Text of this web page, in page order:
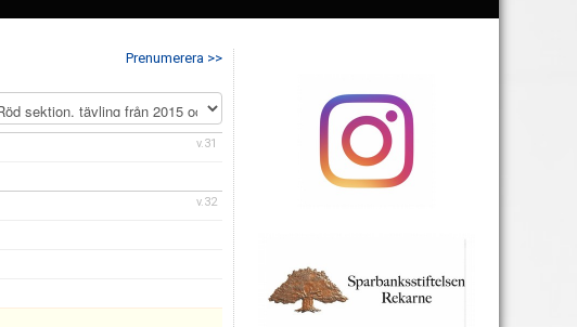
Prenumerera >>
v.31
v.32